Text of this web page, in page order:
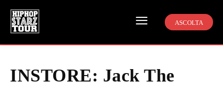
ASCOLTA
INSTORE: Jack The